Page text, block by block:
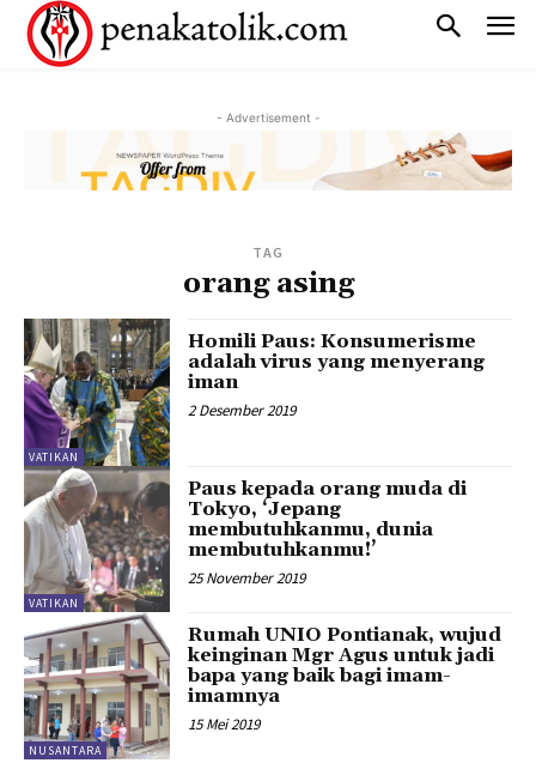
- Advertisement -
TAG
orang asing
VATIKAN
Homili Paus: Konsumerisme
adalah virus yang menyerang
iman
2 Desember 2019
VATIKAN
Paus kepada orang muda di
Tokyo, ‘Jepang
membutuhkanmu, dunia
membutuhkanmu!’
25 November 2019
NUSANTARA
Rumah UNIO Pontianak, wujud
keinginan Mgr Agus untuk jadi
bapa yang baik bagi imam-
imamnya
15 Mei 2019